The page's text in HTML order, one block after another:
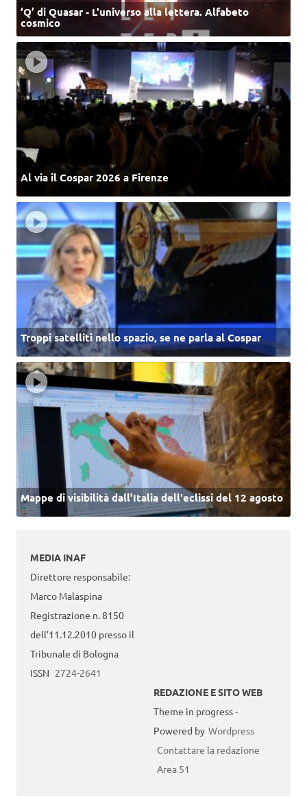
‘Q’ di Quasar - L'universo alla lettera. Alfabeto
cosmico
Al via il Cospar 2026 a Firenze
Troppi satelliti nello spazio, se ne parla al Cospar
Mappe di visibilità dall’Italia dell'eclissi del 12 agosto
MEDIA INAF
Direttore responsabile:
Marco Malaspina
Registrazione n. 8150
dell’11.12.2010 presso il
Tribunale di Bologna
ISSN 2724-2641
REDAZIONE E SITO WEB
Theme in progress -
Powered by Wordpress
Contattare la redazione
Area 51